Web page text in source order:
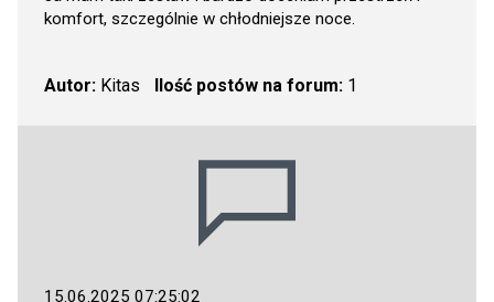
komfort, szczególnie w chłodniejsze noce.
Autor: Kitas Ilość postów na forum:1
15.06.2025 07:25:02